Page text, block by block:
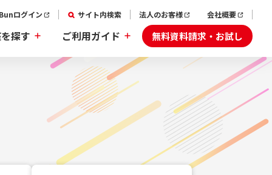
ログイン サイト内検索 法人のお客様 会社概要
探す ご利用ガイド 無料資料請求・お試し